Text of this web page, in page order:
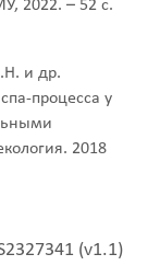
2022. – 52 с.
и др.
процесса у
2018
(v1.1)